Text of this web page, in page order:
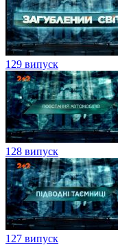
129 випуск
128 випуск
127 випуск